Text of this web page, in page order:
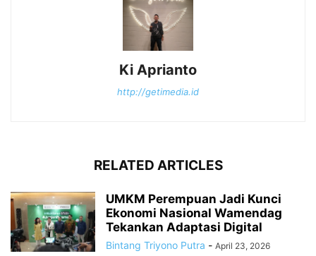
Ki Aprianto
http://getimedia.id
RELATED ARTICLES
UMKM Perempuan Jadi Kunci
Ekonomi Nasional Wamendag
Tekankan Adaptasi Digital
Bintang Triyono Putra - April 23, 2026